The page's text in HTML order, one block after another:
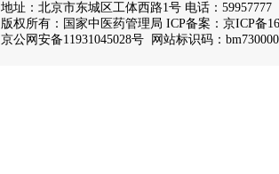
地址：北京市东城区工体西路1号 电话：59957777
版权所有：国家中医药管理局 ICP备案： 京ICP备
京公网安备11931045028号 网站标识码：